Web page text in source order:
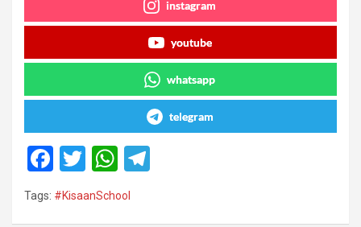
instagram
youtube
whatsapp
telegram
F
a
ce
T
wi
tt
W
h
at
Tags: #KisaanSchool